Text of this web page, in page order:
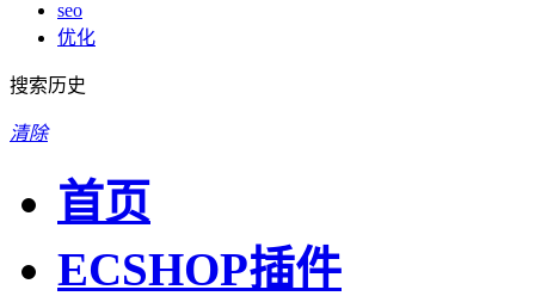
seo
优化
搜索历史
清除
首页
ECSHOP插件